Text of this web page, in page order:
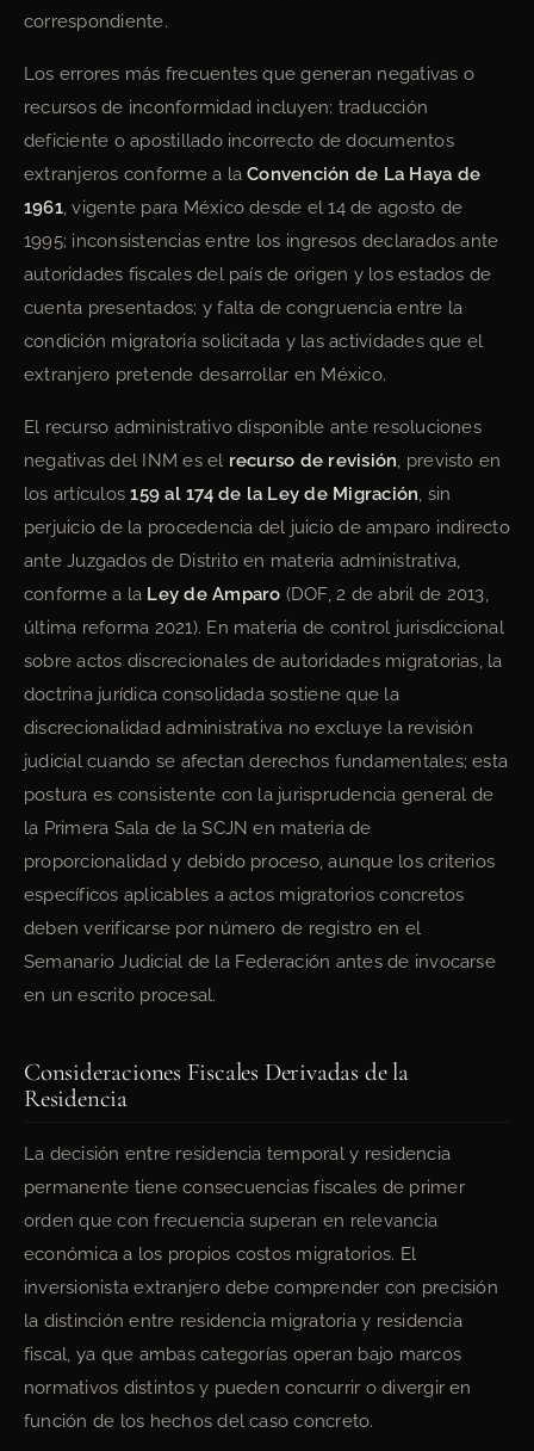
correspondiente.
Los errores más frecuentes que generan negativas o
recursos de inconformidad incluyen: traducción
deficiente o apostillado incorrecto de documentos
extranjeros conforme a laConvención de La Haya de
1961, vigente para México desde el 14 de agosto de
1995; inconsistencias entre los ingresos declarados ante
autoridades fiscales del país de origen y los estados de
cuenta presentados; y falta de congruencia entre la
condición migratoria solicitada y las actividades que el
extranjero pretende desarrollar en México.
El recurso administrativo disponible ante resoluciones
negativas del INM es el recurso de revisión, previsto en
los artículos159 al 174 de la Ley de Migración, sin
perjuicio de la procedencia del juicio de amparo indirecto
ante Juzgados de Distrito en materia administrativa,
conforme a la Ley de Amparo (DOF, 2 de abril de 2013,
última reforma 2021). En materia de control jurisdiccional
sobre actos discrecionales de autoridades migratorias, la
doctrina jurídica consolidada sostiene que la
discrecionalidad administrativa no excluye la revisión
judicial cuando se afectan derechos fundamentales; esta
postura es consistente con la jurisprudencia general de
la Primera Sala de la SCJN en materia de
proporcionalidad y debido proceso, aunque los criterios
específicos aplicables a actos migratorios concretos
deben verificarse por número de registro en el
Semanario Judicial de la Federación antes de invocarse
en un escrito procesal.
Consideraciones Fiscales Derivadas de la
Residencia
La decisión entre residencia temporal y residencia
permanente tiene consecuencias fiscales de primer
orden que con frecuencia superan en relevancia
económica a los propios costos migratorios. El
inversionista extranjero debe comprender con precisión
la distinción entre residencia migratoria y residencia
fiscal, ya que ambas categorías operan bajo marcos
normativos distintos y pueden concurrir o divergir en
función de los hechos del caso concreto.